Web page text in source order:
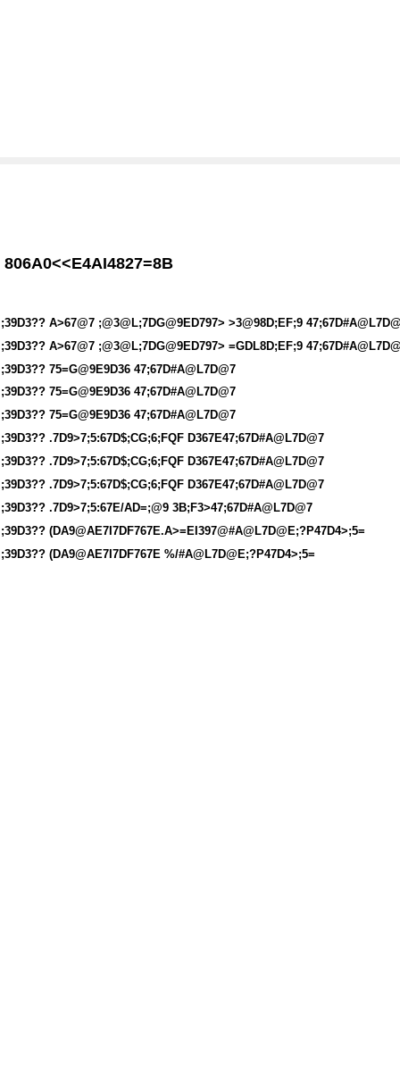
806A0<<E4AI4827=8B
;39D3?? A>67@7 ;@3@L;7DG@9ED797> >3@98D;EF;9
;39D3?? A>67@7 ;@3@L;7DG@9ED797> =GDL8D;EF;9
;39D3?? 75=G@9E9D36 47;67D#A@L7D@7
;39D3?? 75=G@9E9D36 47;67D#A@L7D@7
;39D3?? 75=G@9E9D36 47;67D#A@L7D@7
;39D3?? .7D9>7;5:67D$;CG;6;FQF D367E47;67D#A@L7D@7
;39D3?? .7D9>7;5:67D$;CG;6;FQF D367E47;67D#A@L7D@7
;39D3?? .7D9>7;5:67D$;CG;6;FQF D367E47;67D#A@L7D@7
;39D3?? .7D9>7;5:67E/AD=;@9 3B;F3>47;67D#A@L7D@7
;39D3?? (DA9@AE7I7DF767E.A>=EI397@#A@L7D@E;?P47D4>;5=
;39D3?? (DA9@AE7I7DF767E %/#A@L7D@E;?P47D4>;5=